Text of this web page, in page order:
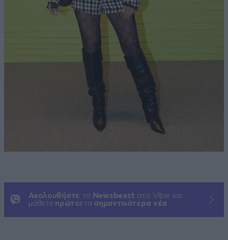
Ακολουθήστε το Newsbeast στο Viber και
μάθετε πρώτοι τα σημαντικότερα νέα